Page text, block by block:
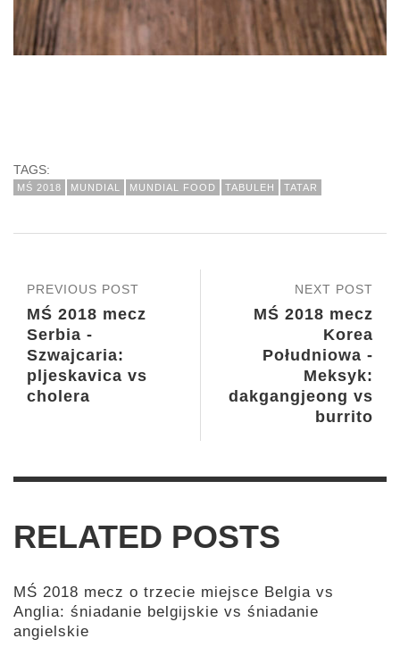
TAGS:
MŚ 2018 MUNDIAL MUNDIAL FOOD TABULEH TATAR
NEXT POST
MŚ 2018 mecz
Korea
Południowa -
Meksyk:
dakgangjeong vs
burrito
PREVIOUS POST
MŚ 2018 mecz
Serbia -
Szwajcaria:
pljeskavica vs
cholera
RELATED POSTS
MŚ 2018 mecz o trzecie miejsce Belgia vs
Anglia: śniadanie belgijskie vs śniadanie
angielskie